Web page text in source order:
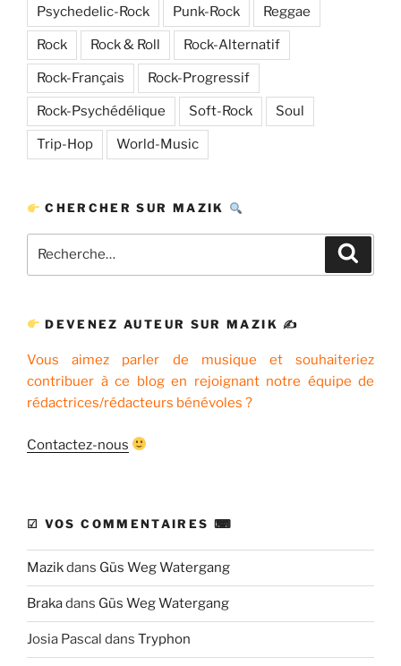
Psychedelic-Rock Punk-Rock Reggae
Rock Rock & Roll Rock-Alternatif
Rock-Français Rock-Progressif
Rock-Psychédélique Soft-Rock Soul
Trip-Hop World-Music
CHERCHER SUR MAZIK
pour
DEVENEZ AUTEUR SUR MAZIK ✍
Vous aimez parler de musique et souhaiteriez
contribuer à ce blog en rejoignant notre équipe de
rédactrices/rédacteurs bénévoles ?
Contactez-nous
☑ VOS COMMENTAIRES ⌨
Mazikdans Güs Weg Watergang
Brakadans Güs Weg Watergang
Josia Pascal dans Tryphon